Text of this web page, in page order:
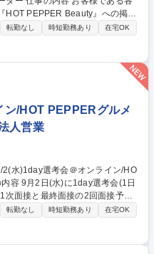
HOT PEPPER Beauty』への掲載
ドを把握し、クライアントの課題
容系サロンクラ
す。ただサービスを売るのではな
す。より効果のある記事提案/キ
ランディング企画提案等にも挑戦
ア/ネイル/エステサロン・ジ
』を用いた集客支援と、『SA
【仙台】★HO
の進化と発展のサポーター
転勤なし 時短勤務あり
在宅OK
/HOT PEPPERグルメ
人営業
次面接と最終面接の2回面接予定
可能性もございます。） 飲食
用提案を中心とした、集客や業
。市場を広げる「新規顧客開拓」
接点職の
転勤なし 時短勤務あり
在宅OK